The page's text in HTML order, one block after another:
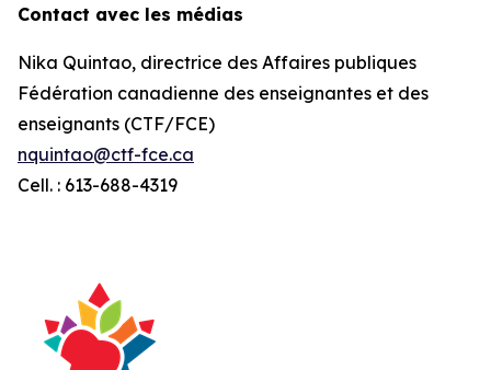
Contact avec les médias
Nika Quintao, directrice des Affaires publiques
Fédération canadienne des enseignantes et des
enseignants (CTF/FCE)
nquintao@ctf-fce.ca
Cell. : 613-688-4319